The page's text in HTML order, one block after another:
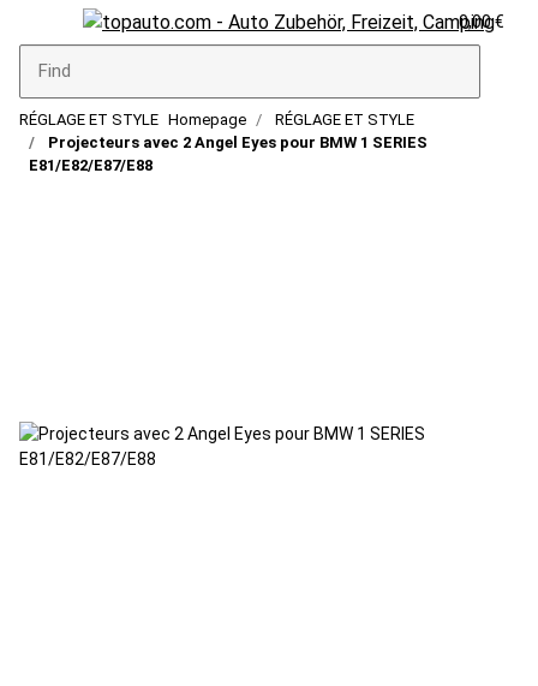
0,00 €
RÉGLAGE ET STYLE Homepage
RÉGLAGE ET STYLE
Projecteurs avec 2 Angel Eyes pour BMW 1 SERIES
E81/E82/E87/E88